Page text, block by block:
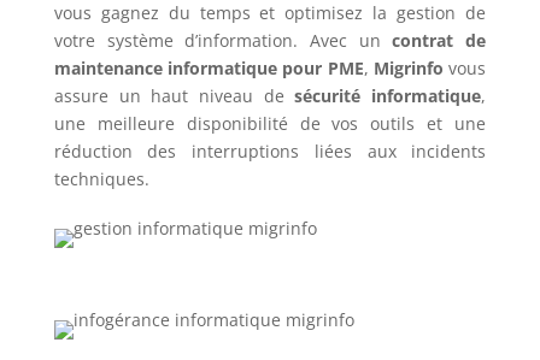
vous gagnez du temps et optimisez la gestion de
votre système d’information. Avec uncontrat de
maintenance informatique pour PME, Migrinfo vous
assure un haut niveau desécurité informatique,
une meilleure disponibilité de vos outils et une
réduction des interruptions liées aux incidents
techniques.